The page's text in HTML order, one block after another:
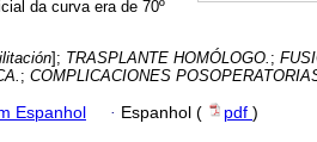
da curva era de 70º
]; TRASPLANTE HOMÓLOGO. ;
; COMPLICACIONES
Espanhol · Espanhol ( pdf )